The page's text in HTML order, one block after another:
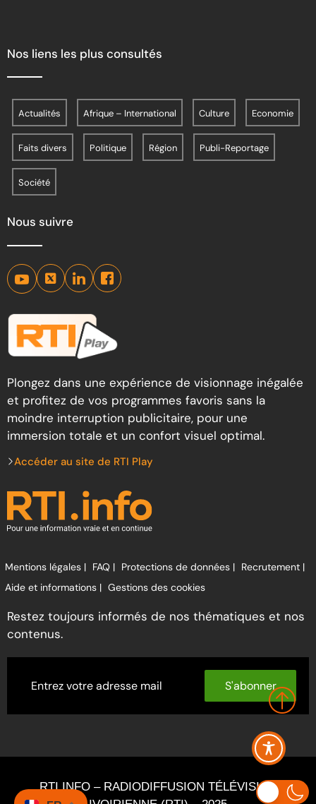
Nos liens les plus consultés
Actualités Afrique – International Culture Economie
Faits divers Politique Région Publi-Reportage
Société
Nous suivre
Plongez dans une expérience de visionnage inégalée
et profitez de vos programmes favoris sans la
moindre interruption publicitaire, pour une
immersion totale et un confort visuel optimal.
Accéder au site de RTI Play
Mentions légales | FAQ | Protections de données | Recrutement |
Aide et informations | Gestions des cookies
Restez toujours informés de nos thématiques et nos
contenus.
S'abonner
RTI INFO – RADIODIFFUSION TÉLÉVISION